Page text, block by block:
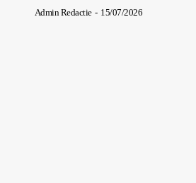
Admin Redactie - 15/07/2026